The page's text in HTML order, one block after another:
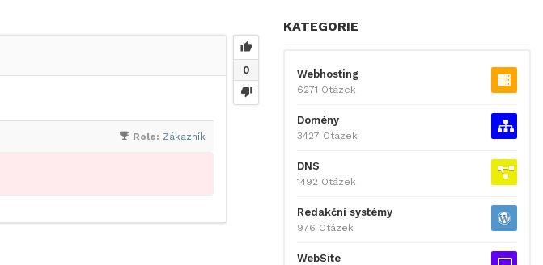
0
Role: Zákazník
KATEGORIE
Webhosting
6271 Otázek
Domény
3427 Otázek
DNS
1492 Otázek
Redakční systémy
976 Otázek
WebSite